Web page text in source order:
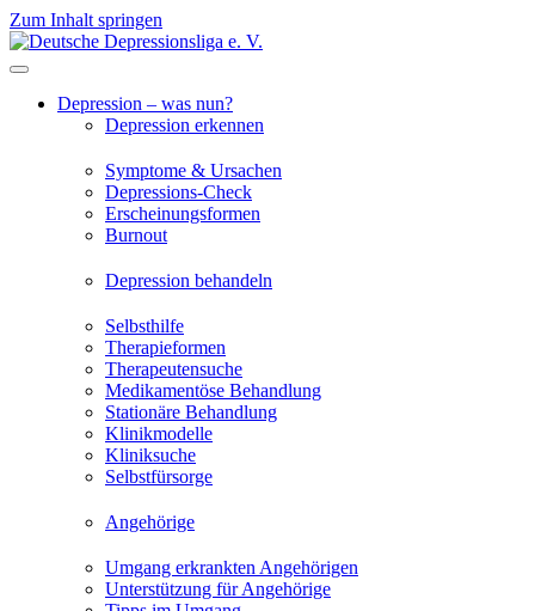
Zum Inhalt springen
Depression – was nun?
Depression erkennen
Symptome & Ursachen
Depressions-Check
Erscheinungsformen
Burnout
Depression behandeln
Selbsthilfe
Therapieformen
Therapeutensuche
Medikamentöse Behandlung
Stationäre Behandlung
Klinikmodelle
Kliniksuche
Selbstfürsorge
Angehörige
Umgang erkrankten Angehörigen
Unterstützung für Angehörige